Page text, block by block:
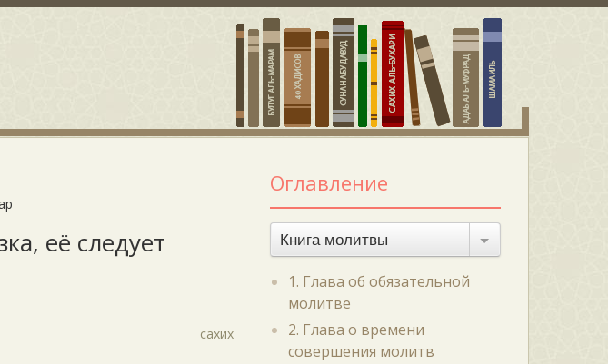
её следует
сахих
Оглавление
Книга молитвы
1. Глава об обязательной
молитве
2. Глава о времени
совершения молитв